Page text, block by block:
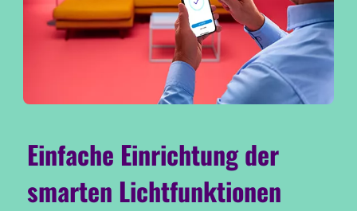
Einfache Einrichtung der
smarten Lichtfunktionen